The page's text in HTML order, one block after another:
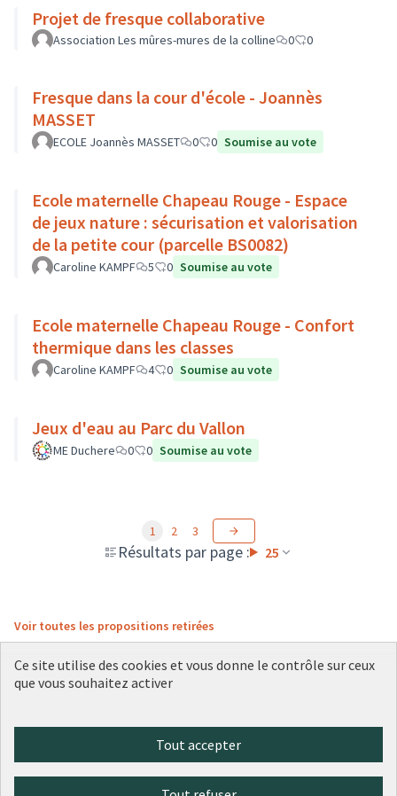
Projet de fresque collaborative
Association Les mûres-mures de la colline 0 0
Fresque dans la cour d'école - Joannès
MASSET
ECOLE Joannès MASSET 0 0 Soumise au vote
Ecole maternelle Chapeau Rouge - Espace
de jeux nature : sécurisation et valorisation
de la petite cour (parcelle BS0082)
Caroline KAMPF 5 0 Soumise au vote
Ecole maternelle Chapeau Rouge - Confort
thermique dans les classes
Caroline KAMPF 4 0 Soumise au vote
Jeux d'eau au Parc du Vallon
ME Duchere 0 0 Soumise au vote
Résultats par page : 25
1 2 3
Voir toutes les propositions retirées
(Lien externe)
(Lien externe)
(Lien externe)
(Lien externe)
(Lien externe)
Ce site utilise des cookies et vous donne le contrôle sur ceux
que vous souhaitez activer
Tout accepter